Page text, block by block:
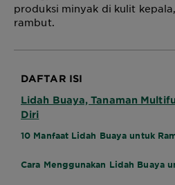
produksi minyak di kulit
rambut.
DAFTAR ISI
Lidah Buaya, Tanaman
Diri
10 Manfaat Lidah Buaya untuk
Cara Menggunakan Lidah Buaya